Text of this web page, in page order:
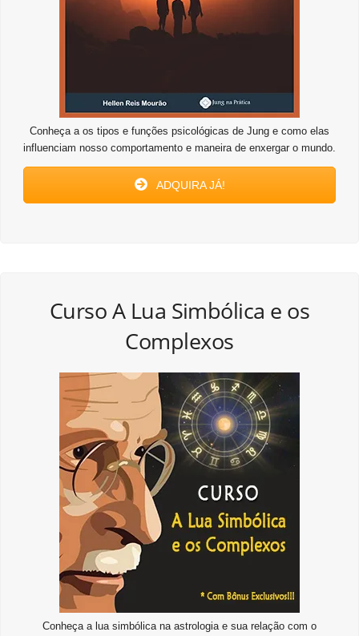
Conheça a os tipos e funções psicológicas de Jung e como elas
influenciam nosso comportamento e maneira de enxergar o mundo.
ADQUIRA JÁ!
Curso A Lua Simbólica e os
Complexos
Conheça a lua simbólica na astrologia e sua relação com o